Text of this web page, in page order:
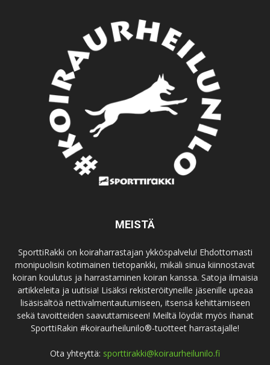
MEISTÄ
SporttiRakki on koiraharrastajan ykköspalvelu! Ehdottomasti
monipuolisin kotimainen tietopankki, mikäli sinua kiinnostavat
koiran koulutus ja harrastaminen koiran kanssa. Satoja ilmaisia
artikkeleita ja uutisia! Lisäksi rekisteröityneille jäsenille upeaa
lisäsisältöä nettivalmentautumiseen, itsensä kehittämiseen
sekä tavoitteiden saavuttamiseen! Meiltä löydät myös ihanat
SporttiRakin #koiraurheilunilo®-tuotteet harrastajalle!
Ota yhteyttä: sporttirakki@koiraurheilunilo.fi